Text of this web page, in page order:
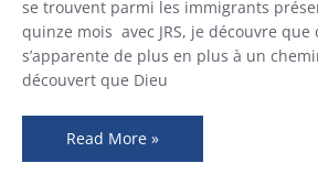
se trouvent parmi les immigrants
quinze mois avec JRS, je découvre que
s’apparente de plus en plus à un
découvert que Dieu
Read More »